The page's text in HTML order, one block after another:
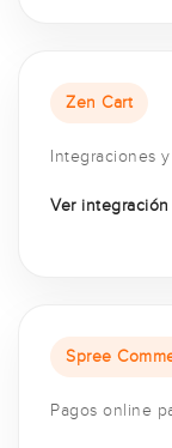
Zen Cart
Integraciones
Ver integración
Spree
Pagos online